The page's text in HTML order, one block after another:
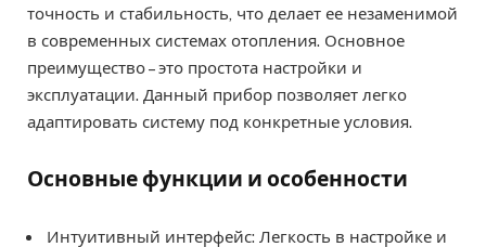
точность и стабильность, что делает ее незаменимой
в современных системах отопления. Основное
преимущество – это простота настройки и
эксплуатации. Данный прибор позволяет легко
адаптировать систему под конкретные условия.
Основные функции и особенности
Интуитивный интерфейс: Легкость в настройке и